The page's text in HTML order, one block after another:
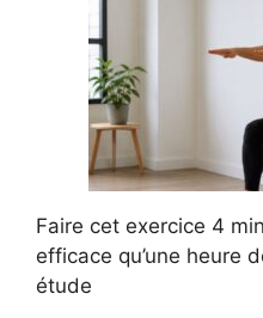
Faire cet exercice 4
efficace qu’une heure
étude